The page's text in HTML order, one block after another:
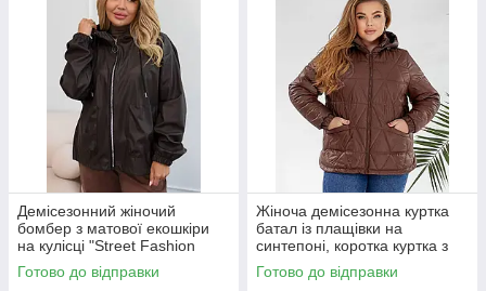
Демісезонний жіночий
бомбер з матової екошкіри
на кулісці "Street Fashion
Bombe
Готово до відправки
Жіноча демісезонна куртка
батал із плащівки на
синтепоні, коротка куртка з
капюшоном на блискавці
"Active Line"
Готово до відправки